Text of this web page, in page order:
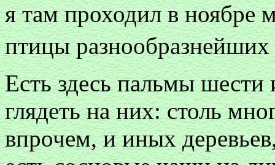
я там проходил в ноябре
птицы
Есть здесь пальмы
глядеть на них: столь
впрочем, и иных